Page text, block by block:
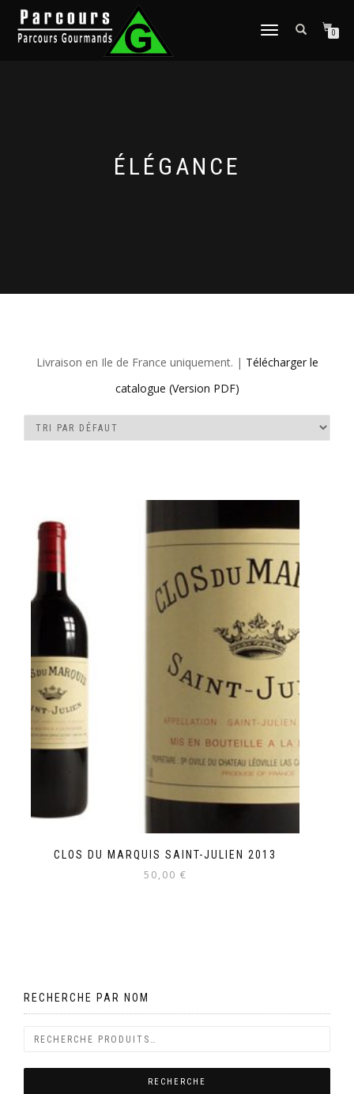
DÉPLIER
0
ÉLÉGANCE
Livraison en Ile de France uniquement. | Télécharger le
catalogue (Version PDF)
CLOS DU MARQUIS SAINT-JULIEN 2013
50,00 €
RECHERCHE PAR NOM